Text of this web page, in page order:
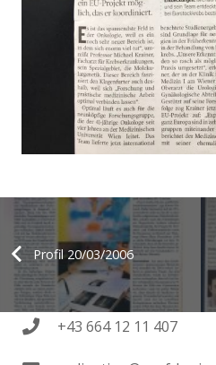
Profil 20/03/2006
+43 664 12 11 407